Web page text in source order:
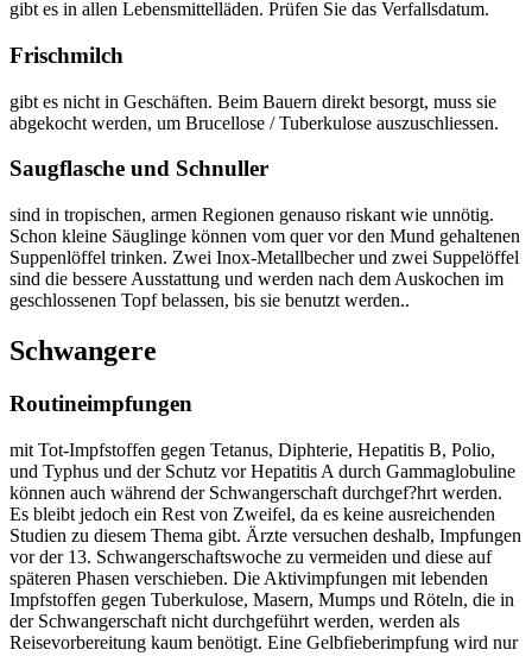
gibt es in allen Lebensmittelläden. Prüfen Sie das Verfallsdatum.
Frischmilch
gibt es nicht in Geschäften. Beim Bauern direkt besorgt, muss sie
abgekocht werden, um Brucellose / Tuberkulose auszuschliessen.
Saugflasche und Schnuller
sind in tropischen, armen Regionen genauso riskant wie unnötig.
Schon kleine Säuglinge können vom quer vor den Mund gehaltenen
Suppenlöffel trinken. Zwei Inox-Metallbecher und zwei Suppelöffel
sind die bessere Ausstattung und werden nach dem Auskochen im
geschlossenen Topf belassen, bis sie benutzt werden..
Schwangere
Routineimpfungen
mit Tot-Impfstoffen gegen Tetanus, Diphterie, Hepatitis B, Polio,
und Typhus und der Schutz vor Hepatitis A durch Gammaglobuline
können auch während der Schwangerschaft durchgef?hrt werden.
Es bleibt jedoch ein Rest von Zweifel, da es keine ausreichenden
Studien zu diesem Thema gibt. Ärzte versuchen deshalb, Impfungen
vor der 13. Schwangerschaftswoche zu vermeiden und diese auf
späteren Phasen verschieben. Die Aktivimpfungen mit lebenden
Impfstoffen gegen Tuberkulose, Masern, Mumps und Röteln, die in
der Schwangerschaft nicht durchgeführt werden, werden als
Reisevorbereitung kaum benötigt. Eine Gelbfieberimpfung wird nur